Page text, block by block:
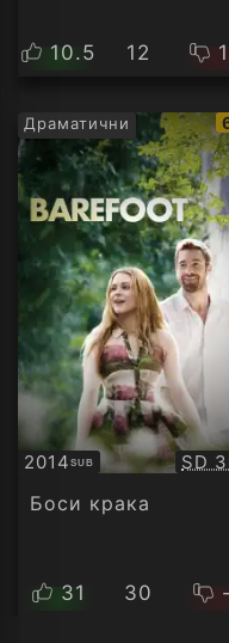
10.5 12
Драматични
2014SUB
Субтитри SD
Боси крака
31 30